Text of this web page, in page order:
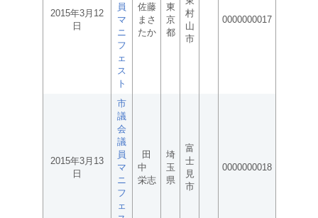
2015年3月12
日
員
マ
ニ
フ
ェ
ス
ト
佐藤
まさ
たか
東
京
都
村
山
市
0000000017
2015年3月13
日
市
議
会
議
員
マ
ニ
フ
ェ
田
中
栄志
埼
玉
県
富
士
見
市
0000000018